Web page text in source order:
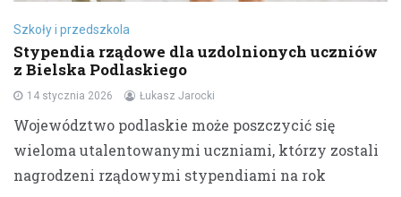
Szkoły i przedszkola
Stypendia rządowe dla uzdolnionych uczniów
z Bielska Podlaskiego
14 stycznia 2026 Łukasz Jarocki
Województwo podlaskie może poszczycić się
wieloma utalentowanymi uczniami, którzy zostali
nagrodzeni rządowymi stypendiami na rok